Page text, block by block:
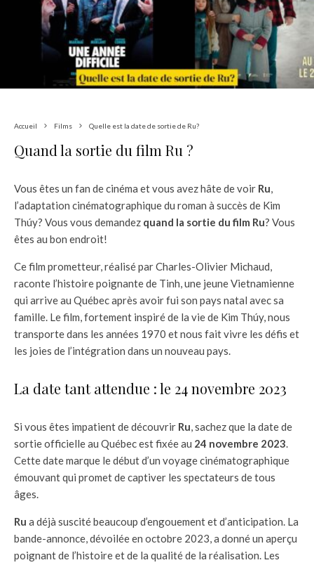
Accueil Films Quelle est la date de sortie de Ru?
Quand la sortie du film Ru ?
Vous êtes un fan de cinéma et vous avez hâte de voir Ru,
l’adaptation cinématographique du roman à succès de Kim
Thúy? Vous vous demandez quand la sortie du film Ru? Vous
êtes au bon endroit!
Ce film prometteur, réalisé par Charles-Olivier Michaud,
raconte l’histoire poignante de Tinh, une jeune Vietnamienne
qui arrive au Québec après avoir fui son pays natal avec sa
famille. Le film, fortement inspiré de la vie de Kim Thúy, nous
transporte dans les années 1970 et nous fait vivre les défis et
les joies de l’intégration dans un nouveau pays.
La date tant attendue : le 24 novembre 2023
Si vous êtes impatient de découvrir Ru, sachez que la date de
sortie officielle au Québec est fixée au 24 novembre 2023.
Cette date marque le début d’un voyage cinématographique
émouvant qui promet de captiver les spectateurs de tous
âges.
Ru a déjà suscité beaucoup d’engouement et d’anticipation. La
bande-annonce, dévoilée en octobre 2023, a donné un aperçu
poignant de l’histoire et de la qualité de la réalisation. Les